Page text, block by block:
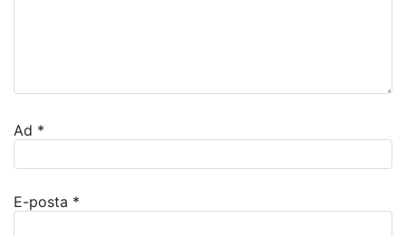
Ad *
E-posta *